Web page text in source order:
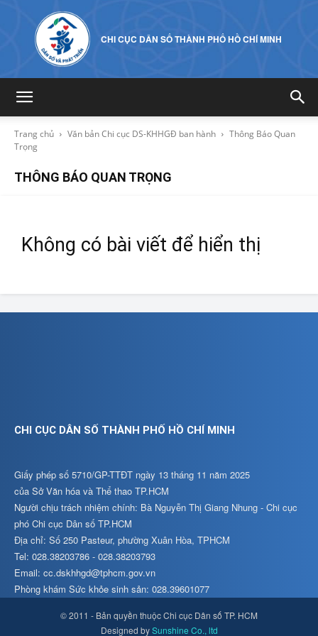
CHI CỤC DÂN SỐ THÀNH PHỐ HỒ CHÍ MINH
Trang chủ Văn bản Chi cục DS-KHHGĐ ban hành
Thông Báo Quan
Trọng
THÔNG BÁO QUAN TRỌNG
Không có bài viết để hiển thị
CHI CỤC DÂN SỐ THÀNH PHỐ HỒ CHÍ MINH
Giấy phép số 5710/GP-TTĐT ngày 13 tháng 11 năm 2025
của Sở Văn hóa và Thể thao TP.HCM
Người chịu trách nhiệm chính: Bà Nguyễn Thị Giang Nhung - Chi cục
phó Chi cục Dân số TP.HCM
Địa chỉ: Số 250 Pasteur, phường Xuân Hòa, TPHCM
Tel: 028.38203786 - 028.38203793
Email: cc.dskhhgd@tphcm.gov.vn
Phòng khám Sức khỏe sinh sản: 028.39601077
© 2011 - Bản quyền thuộc Chi cục Dân số TP. HCM
Designed bySunshine Co., ltd